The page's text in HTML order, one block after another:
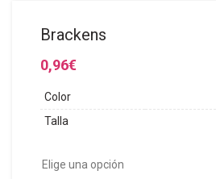
Brackens
0,96€
Color
Talla